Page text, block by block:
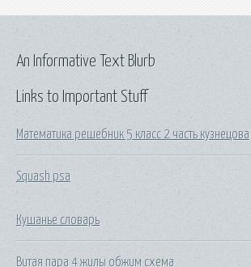
Links to Important Stuff
Математика решебник 5 класс 2 часть кузнецова
Squash psa
Кушанье словарь
Витая пара 4 жилы обжим схема
An Informative Text Blurb